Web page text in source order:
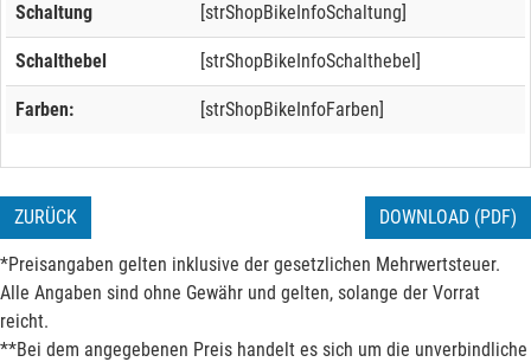
Schaltung [strShopBikeInfoSchaltung]
Schalthebel [strShopBikeInfoSchalthebel]
Farben: [strShopBikeInfoFarben]
ZURÜCK DOWNLOAD (PDF)
*Preisangaben gelten inklusive der gesetzlichen Mehrwertsteuer.
Alle Angaben sind ohne Gewähr und gelten, solange der Vorrat
reicht.
**Bei dem angegebenen Preis handelt es sich um die unverbindliche